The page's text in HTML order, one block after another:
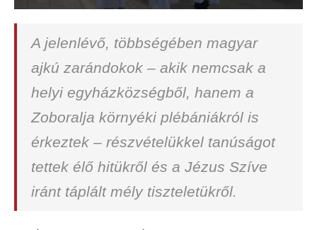
A jelenlévő, többségében magyar
ajkú zarándokok – akik nemcsak a
helyi egyházközségből, hanem a
Zoboralja környéki plébániákról is
érkeztek – részvételükkel tanúságot
tettek élő hitükről és a Jézus Szíve
iránt táplált mély tiszteletükről.